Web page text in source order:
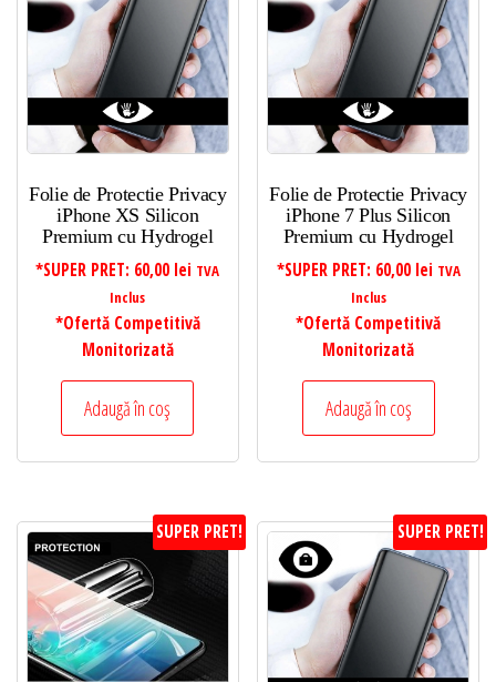
Folie de Protectie Privacy
iPhone XS Silicon
Premium cu Hydrogel
*SUPER PRET: 60,00 lei TVA
Inclus
*Ofertă Competitivă
Monitorizată
Adaugă în coș
Folie de Protectie Privacy
iPhone 7 Plus Silicon
Premium cu Hydrogel
*SUPER PRET: 60,00 lei TVA
Inclus
*Ofertă Competitivă
Monitorizată
Adaugă în coș
SUPER PRET! SUPER PRET!